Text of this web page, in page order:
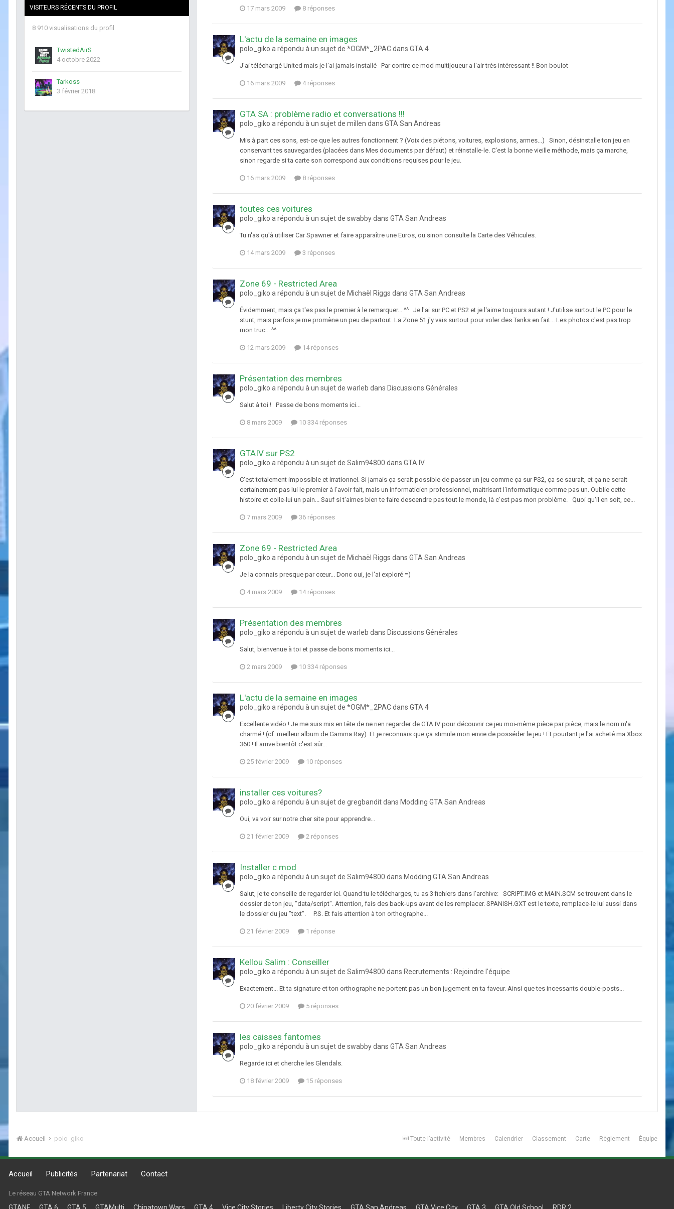
VISITEURS RÉCENTS DU PROFIL
8 910 visualisations du profil
TwistedAirS
4 octobre 2022
Tarkoss
3 février 2018
17 mars 2009 8 réponses
L'actu de la semaine en images
polo_giko a répondu à un sujet de *OGM*_2PAC dans GTA 4
J'ai téléchargé United mais je l'ai jamais installé Par contre ce mod multijoueur a l'air très intéressant !! Bon boulot
16 mars 2009 4 réponses
GTA SA : problème radio et conversations !!!
polo_giko a répondu à un sujet de millen dans GTA San Andreas
Mis à part ces sons, est-ce que les autres fonctionnent ? (Voix des piétons, voitures, explosions, armes...) Sinon, désinstalle ton jeu en
conservant tes sauvegardes (placées dans Mes documents par défaut) et réinstalle-le. C'est la bonne vieille méthode, mais ça marche,
sinon regarde si ta carte son correspond aux conditions requises pour le jeu.
16 mars 2009 8 réponses
toutes ces voitures
polo_giko a répondu à un sujet de swabby dans GTA San Andreas
Tu n'as qu'à utiliser Car Spawner et faire apparaître une Euros, ou sinon consulte la Carte des Véhicules.
14 mars 2009 3 réponses
Zone 69 - Restricted Area
polo_giko a répondu à un sujet de Michaël Riggs dans GTA San Andreas
Évidemment, mais ça t'es pas le premier à le remarquer... ^^ Je l'ai sur PC et PS2 et je l'aime toujours autant ! J'utilise surtout le PC pour le
stunt, mais parfois je me promène un peu de partout. La Zone 51 j'y vais surtout pour voler des Tanks en fait... Les photos c'est pas trop
mon truc... ^^
12 mars 2009 14 réponses
Présentation des membres
polo_giko a répondu à un sujet de warleb dans Discussions Générales
Salut à toi ! Passe de bons moments ici...
8 mars 2009 10 334 réponses
GTAIV sur PS2
polo_giko a répondu à un sujet de Salim94800 dans GTA IV
C'est totalement impossible et irrationnel. Si jamais ça serait possible de passer un jeu comme ça sur PS2, ça se saurait, et ça ne serait
certainement pas lui le premier à l'avoir fait, mais un informaticien professionnel, maitrisant l'informatique comme pas un. Oublie cette
histoire et colle-lui un pain... Sauf si t'aimes bien te faire descendre pas tout le monde, là c'est pas mon problème. Quoi qu'il en soit, ce...
7 mars 2009 36 réponses
Zone 69 - Restricted Area
polo_giko a répondu à un sujet de Michaël Riggs dans GTA San Andreas
Je la connais presque par cœur... Donc oui, je l'ai exploré =)
4 mars 2009 14 réponses
Présentation des membres
polo_giko a répondu à un sujet de warleb dans Discussions Générales
Salut, bienvenue à toi et passe de bons moments ici...
2 mars 2009 10 334 réponses
L'actu de la semaine en images
polo_giko a répondu à un sujet de *OGM*_2PAC dans GTA 4
Excellente vidéo ! Je me suis mis en tête de ne rien regarder de GTA IV pour découvrir ce jeu moi-même pièce par pièce, mais le nom m'a
charmé ! (cf. meilleur album de Gamma Ray). Et je reconnais que ça stimule mon envie de posséder le jeu ! Et pourtant je l'ai acheté ma Xbox
360 ! Il arrive bientôt c'est sûr...
25 février 2009 10 réponses
installer ces voitures?
polo_giko a répondu à un sujet de gregbandit dans Modding GTA San Andreas
Oui, va voir sur notre cher site pour apprendre...
21 février 2009 2 réponses
Installer c mod
polo_giko a répondu à un sujet de Salim94800 dans Modding GTA San Andreas
Salut, je te conseille de regarder ici. Quand tu le télécharges, tu as 3 fichiers dans l'archive: SCRIPT.IMG et MAIN.SCM se trouvent dans le
dossier de ton jeu, "data/script". Attention, fais des back-ups avant de les remplacer. SPANISH.GXT est le texte, remplace-le lui aussi dans
le dossier du jeu "text". P.S. Et fais attention à ton orthographe...
21 février 2009 1 réponse
Kellou Salim : Conseiller
polo_giko a répondu à un sujet de Salim94800 dans Recrutements : Rejoindre l'équipe
Exactement... Et ta signature et ton orthographe ne portent pas un bon jugement en ta faveur. Ainsi que tes incessants double-posts...
20 février 2009 5 réponses
les caisses fantomes
polo_giko a répondu à un sujet de swabby dans GTA San Andreas
Regarde ici et cherche les Glendals.
18 février 2009 15 réponses
Toute l’activité Membres Calendrier Classement Carte Règlement Équipe
Accueil polo_giko
Accueil Publicités Partenariat Contact
Le réseau GTA Network France